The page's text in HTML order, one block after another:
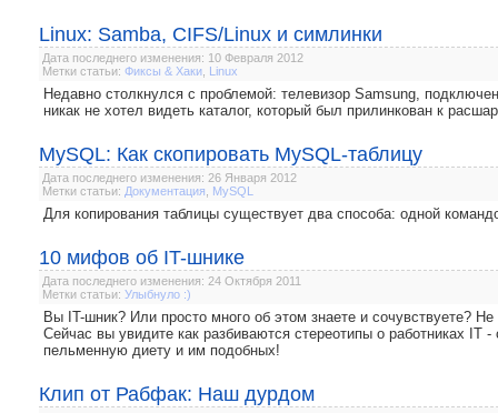
Linux: Samba, CIFS/Linux и симлинки
Дата последнего изменения: 10 Февраля 2012
Метки статьи: Фиксы & Хаки Linux
Недавно столкнулся с проблемой: телевизор Samsung,
никак не хотел видеть каталог, который был прилинкован к
MySQL: Как скопировать MySQL-таблицу
Дата последнего изменения: 26 Января 2012
Метки статьи: Документация MySQL
Для копирования таблицы существует два способа: одной
10 мифов об IT-шнике
Дата последнего изменения: 24 Октября 2011
Метки статьи: Улыбнуло :)
Вы IT-шник? Или просто много об этом знаете и сочувствуете?
Сейчас вы увидите как разбиваются стереотипы о работниках IT
пельменную диету и им подобных!
Клип от Рабфак: Наш дурдом